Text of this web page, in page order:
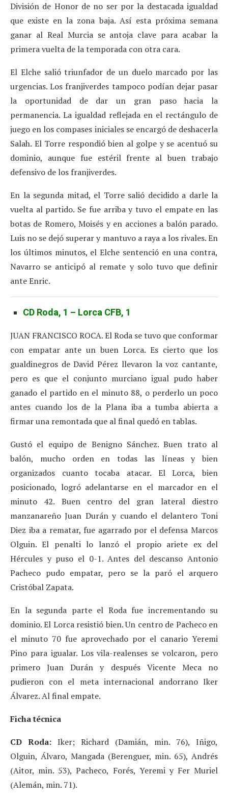
División de Honor de no ser por la destacada igualdad
que existe en la zona baja. Así esta próxima semana
ganar al Real Murcia se antoja clave para acabar la
primera vuelta de la temporada con otra cara.
El Elche salió triunfador de un duelo marcado por las
urgencias. Los franjiverdes tampoco podían dejar pasar
la oportunidad de dar un gran paso hacia la
permanencia. La igualdad reflejada en el rectángulo de
juego en los compases iniciales se encargó de deshacerla
Salah. El Torre respondió bien al golpe y se acentuó su
dominio, aunque fue estéril frente al buen trabajo
defensivo de los franjiverdes.
En la segunda mitad, el Torre salió decidido a darle la
vuelta al partido. Se fue arriba y tuvo el empate en las
botas de Romero, Moisés y en acciones a balón parado.
Luis no se dejó superar y mantuvo a raya a los rivales. En
los últimos minutos, el Elche sentenció en una contra,
Navarro se anticipó al remate y solo tuvo que definir
ante Enric.
CD Roda, 1 – Lorca CFB, 1
JUAN FRANCISCO ROCA. El Roda se tuvo que conformar
con empatar ante un buen Lorca. Es cierto que los
gualdinegros de David Pérez llevaron la voz cantante,
pero es que el conjunto murciano igual pudo haber
ganado el partido en el minuto 88, o perderlo un poco
antes cuando los de la Plana iba a tumba abierta a
firmar una remontada que al final quedó en tablas.
Gustó el equipo de Benigno Sánchez. Buen trato al
balón, mucho orden en todas las líneas y bien
organizados cuanto tocaba atacar. El Lorca, bien
posicionado, logró adelantarse en el marcador en el
minuto 42. Buen centro del gran lateral diestro
manzanareño Juan Durán y cuando el delantero Toni
Diez iba a rematar, fue agarrado por el defensa Marcos
Olguin. El penalti lo lanzó el propio ariete ex del
Hércules y puso el 0-1. Antes del descanso Antonio
Pacheco pudo empatar, pero se la paró el arquero
Cristóbal Zapata.
En la segunda parte el Roda fue incrementando su
dominio. El Lorca resistió bien. Un centro de Pacheco en
el minuto 70 fue aprovechado por el canario Yeremi
Pino para igualar. Los vila-realenses se volcaron, pero
primero Juan Durán y después Vicente Meca no
pudieron con el meta internacional andorrano Iker
Álvarez. Al final empate.
Ficha técnica
CD Roda: Iker; Richard (Damián, min. 76), Iñigo,
Olguin, Álvaro, Mangada (Berenguer, min. 65), Andrés
(Aitor, min. 53), Pacheco, Forés, Yeremi y Fer Muriel
(Alemán, min. 71).